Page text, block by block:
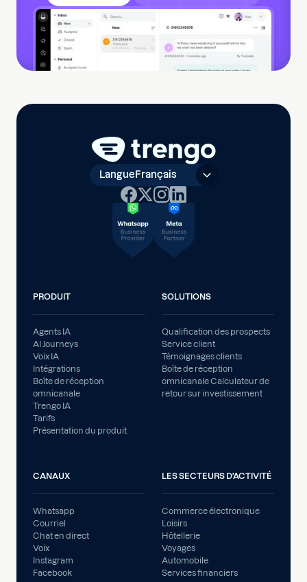
Langue Français
PRODUIT
Agents IA
AI Journeys
Voix IA
Intégrations
Boîte de réception
omnicanale
Trengo IA
Tarifs
Présentation du produit
SOLUTIONS
Qualification des prospects
Service client
Témoignages clients
Boîte de réception
omnicanale Calculateur de
retour sur investissement
CANAUX
Whatsapp
Courriel
Chat en direct
Voix
Instagram
Facebook
LES SECTEURS D'ACTIVITÉ
Commerce électronique
Loisirs
Hôtellerie
Voyages
Automobile
Services financiers